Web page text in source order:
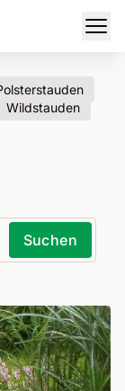
Wildstauden
Suchen